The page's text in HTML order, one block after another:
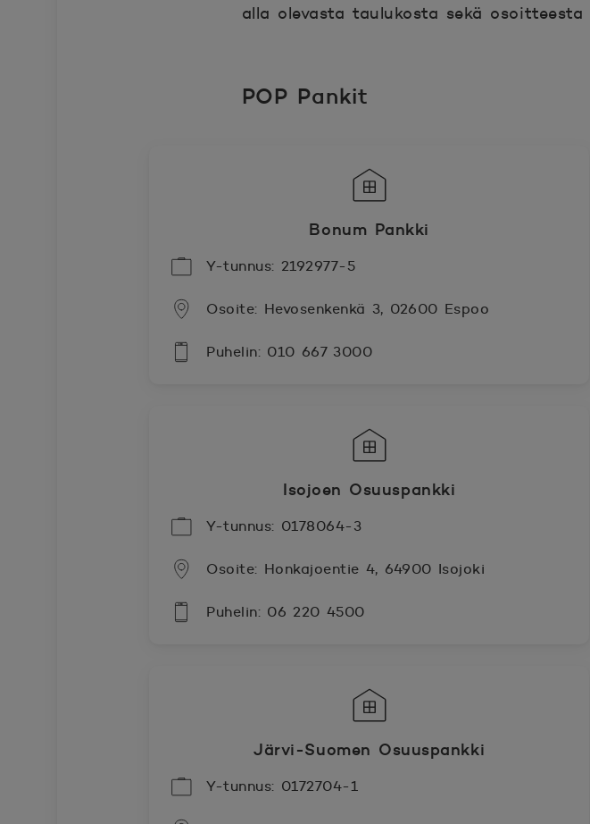
alla olevasta taulukosta sekä osoitteesta
POP Pankit
Bonum Pankki
Y-tunnus: 2192977-5
Osoite: Hevosenkenkä 3, 02600 Espoo
Puhelin: 010 667 3000
Isojoen Osuuspankki
Y-tunnus: 0178064-3
Osoite: Honkajoentie 4, 64900 Isojoki
Puhelin: 06 220 4500
Järvi-Suomen Osuuspankki
Y-tunnus: 0172704-1